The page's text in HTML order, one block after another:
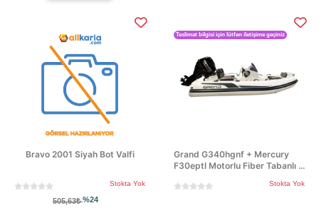
Bravo 2001 Siyah Bot Valfi
Stokta Yok
505,63₺%24
Grand G340hgnf + Mercury
F30eptl Motorlu Fiber Tabanlı ...
Teslimat bilgisi için lütfen iletişime geçiniz
Stokta Yok